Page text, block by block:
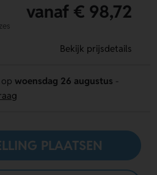
vanaf € 98,72
Bekijk prijsdetails
woensdag 26 augustus
PLAATSEN